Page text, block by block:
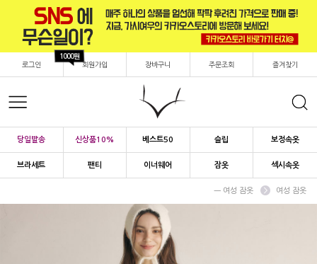
로그인 회원가입
1000원
장바구니 주문조회 즐겨찾기
당일발송 신상품10% 베스트50 슬립 보정속옷
브라세트 팬티 이너웨어 잠옷 섹시속옷
ㅡ 여성 잠옷 여성 잠옷